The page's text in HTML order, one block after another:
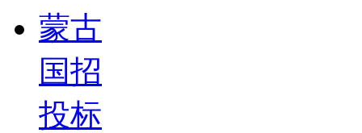
蒙古
国招
投标